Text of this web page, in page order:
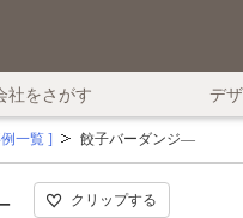
社をさがす デ
一覧 ] 餃子バーダンジ―
クリップする